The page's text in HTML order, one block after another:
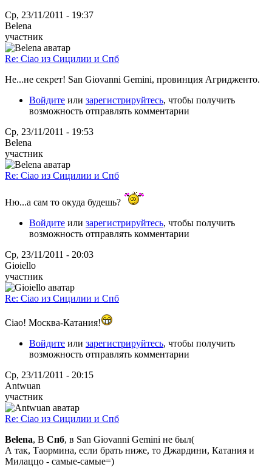
Ср, 23/11/2011 - 19:37
Belena
участник
Re: Ciao из Сицилии и Спб
Не...не секрет! San Giovanni Gemini, провинция Агридженто.
Войдите или зарегистрируйтесь, чтобы получить
возможность отправлять комментарии
Ср, 23/11/2011 - 19:53
Belena
участник
Re: Ciao из Сицилии и Спб
Ню...а сам то окуда будешь?
Войдите или зарегистрируйтесь, чтобы получить
возможность отправлять комментарии
Ср, 23/11/2011 - 20:03
Gioiello
участник
Re: Ciao из Сицилии и Спб
Ciao! Москва-Катания!
Войдите или зарегистрируйтесь, чтобы получить
возможность отправлять комментарии
Ср, 23/11/2011 - 20:15
Antwuan
участник
Re: Ciao из Сицилии и Спб
Belena, В Спб, в San Giovanni Gemini не был(
А так, Таормина, если брать ниже, то Джардини, Катания и
Милаццо - самые-самые=)